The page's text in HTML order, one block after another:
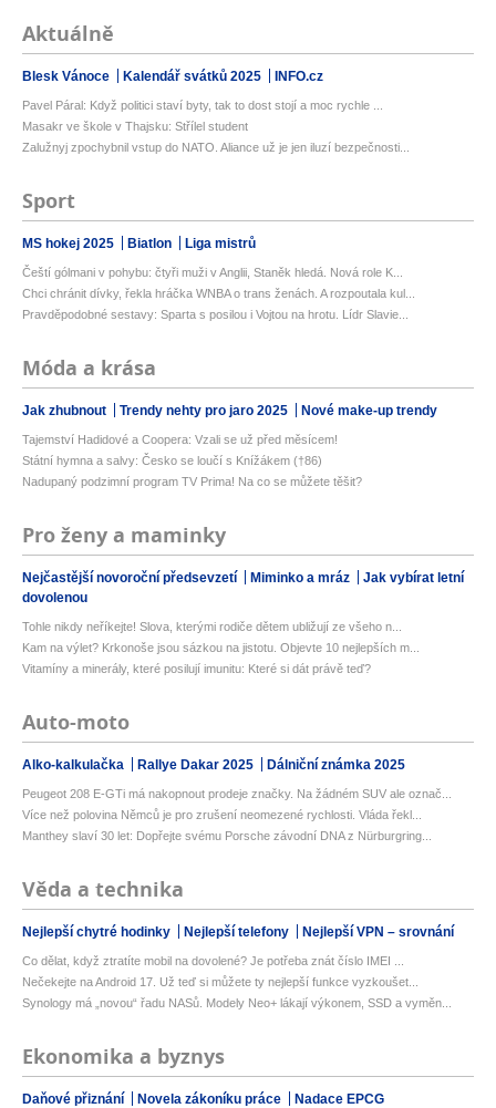
Aktuálně
Blesk Vánoce Kalendář svátků 2025 INFO.cz
Pavel Páral: Když politici staví byty, tak to dost stojí a moc rychle ...
Masakr ve škole v Thajsku: Střílel student
Zalužnyj zpochybnil vstup do NATO. Aliance už je jen iluzí bezpečnosti...
Sport
MS hokej 2025 Biatlon Liga mistrů
Čeští gólmani v pohybu: čtyři muži v Anglii, Staněk hledá. Nová role K...
Chci chránit dívky, řekla hráčka WNBA o trans ženách. A rozpoutala kul...
Pravděpodobné sestavy: Sparta s posilou i Vojtou na hrotu. Lídr Slavie...
Móda a krása
Jak zhubnout Trendy nehty pro jaro 2025 Nové make-up trendy
Tajemství Hadidové a Coopera: Vzali se už před měsícem!
Státní hymna a salvy: Česko se loučí s Knížákem (†86)
Nadupaný podzimní program TV Prima! Na co se můžete těšit?
Pro ženy a maminky
Nejčastější novoroční předsevzetí Miminko a mráz
Jak vybírat letní
dovolenou
Tohle nikdy neříkejte! Slova, kterými rodiče dětem ubližují ze všeho n...
Kam na výlet? Krkonoše jsou sázkou na jistotu. Objevte 10 nejlepších m...
Vitamíny a minerály, které posilují imunitu: Které si dát právě teď?
Auto-moto
Alko-kalkulačka Rallye Dakar 2025 Dálniční známka 2025
Peugeot 208 E-GTi má nakopnout prodeje značky. Na žádném SUV ale označ...
Více než polovina Němců je pro zrušení neomezené rychlosti. Vláda řekl...
Manthey slaví 30 let: Dopřejte svému Porsche závodní DNA z Nürburgring...
Věda a technika
Nejlepší chytré hodinky Nejlepší telefony Nejlepší VPN – srovnání
Co dělat, když ztratíte mobil na dovolené? Je potřeba znát číslo IMEI ...
Nečekejte na Android 17. Už teď si můžete ty nejlepší funkce vyzkoušet...
Synology má „novou“ řadu NASů. Modely Neo+ lákají výkonem, SSD a vyměn...
Ekonomika a byznys
Daňové přiznání Novela zákoníku práce Nadace EPCG